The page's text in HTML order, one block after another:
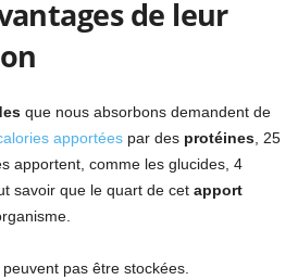
de leur
que nous absorbons demandent de
apportées par des protéines , 25
apportent, comme les glucides, 4
savoir que le quart de cet apport
peuvent pas être stockées.